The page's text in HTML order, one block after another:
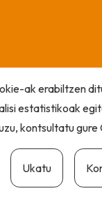
ak erabiltzen
estatistikoak
kontsultatu gure
Ukatu